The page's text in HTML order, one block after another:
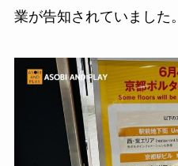
業が告知されていました。